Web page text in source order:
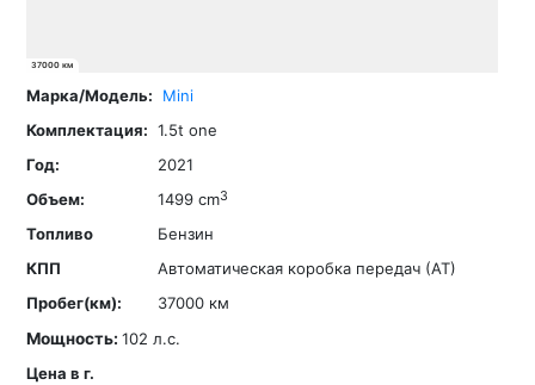
37000 км
Mini
1.5t one
2021
1499 cm3
Бензин
Автоматическая коробка передач (АТ)
37000 км
Мощность:102 л.с.